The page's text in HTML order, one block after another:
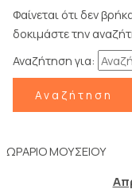
Φαίνεται ότι δεν
δοκιμάστε την
Αναζήτηση για:
ΩΡΑΡΙΟ ΜΟΥΣΕΙΟΥ